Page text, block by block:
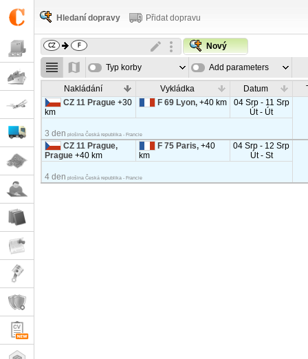
Hledaní dopravy Přidat dopravu
Nový
Typ korby Add parameters
Nakládání Vykládka Datum
CZ 11 Prague+30
km
F 69 Lyon,+40 km
04 Srp - 11 Srp
Út - Út
3 den plošina Česká republika - Francie
CZ 11 Prague,
Prague+40 km
F 75 Paris,+40
km
04 Srp - 12 Srp
Út - St
4 den plošina Česká republika - Francie